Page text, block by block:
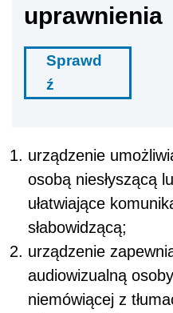
uprawnienia
Sprawd
ź
urządzenie
osobą niesłyszącą
ułatwiające
słabowidzącą;
urządzenie
audiowizualną
niemówiącej z